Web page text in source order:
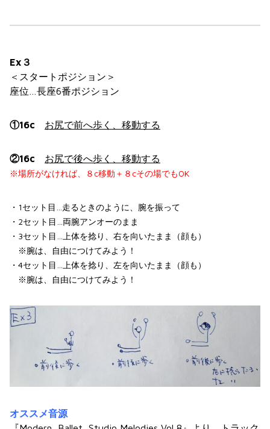
Ex３
＜スタートポジション＞
座位…長座6番ポジション
①16c お尻で前へ歩く、移動する
②16c お尻で後へ歩く、移動する
※場所がなければ、８c移動＋８cその場でもOK
・1セット目…走るときのように、腕を振って
・2セット目…両腕アンオーのまま
・3セット目…上体を捻り、右を向いたまま（顔も）
※腕は、自由につけてみよう！
・4セット目…上体を捻り、左を向いたまま（顔も）
※腕は、自由につけてみよう！
オススメ音源